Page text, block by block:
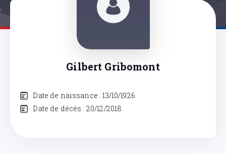
Gilbert Gribomont
Date de naissance : 13/10/1926
Date de décès : 20/12/2018